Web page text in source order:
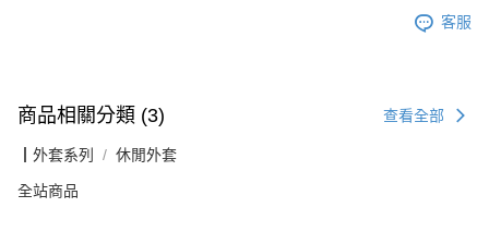
客服
商品相關分類 (3) 查看全部
┃外套系列 休閒外套
全站商品